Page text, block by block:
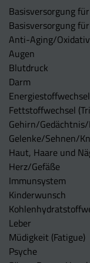
Basisversorgung
Basisversorgung
Anti-Aging/
Augen
Blutdruck
Darm
Energiestoffwechsel
Fettstoffwechsel
Gehirn/
Gelenke/Sehnen/
Haut, Haare und
Herz/Gefäße
Immunsystem
Kinderwunsch
Leber
Müdigkeit (Fatigue)
Psyche